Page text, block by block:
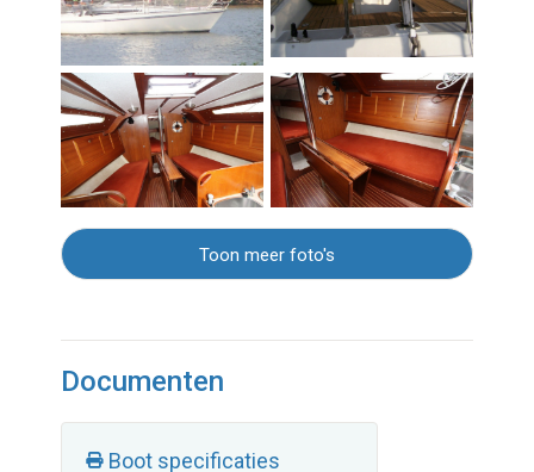
Toon meer foto's
Documenten
Boot specificaties